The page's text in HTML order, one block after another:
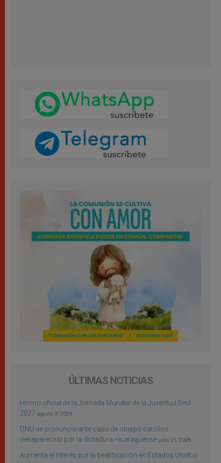
ÚLTIMAS NOTICIAS
Himno oficial de la Jornada Mundial de la Juventud Seúl
2027 agosto 3, 2026
ONU se pronuncia ante caso de obispo católico
desaparecido por la dictadura nicaragüense julio 25, 2026
Aumenta el interés por la beatificación en Estados Unidos